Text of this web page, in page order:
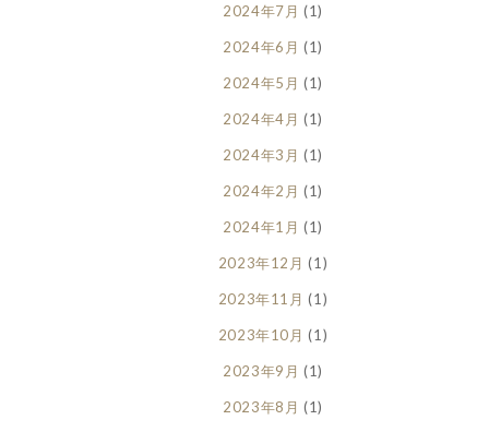
2024年7月 (1)
2024年6月 (1)
2024年5月 (1)
2024年4月 (1)
2024年3月 (1)
2024年2月 (1)
2024年1月 (1)
2023年12月 (1)
2023年11月 (1)
2023年10月 (1)
2023年9月 (1)
2023年8月 (1)